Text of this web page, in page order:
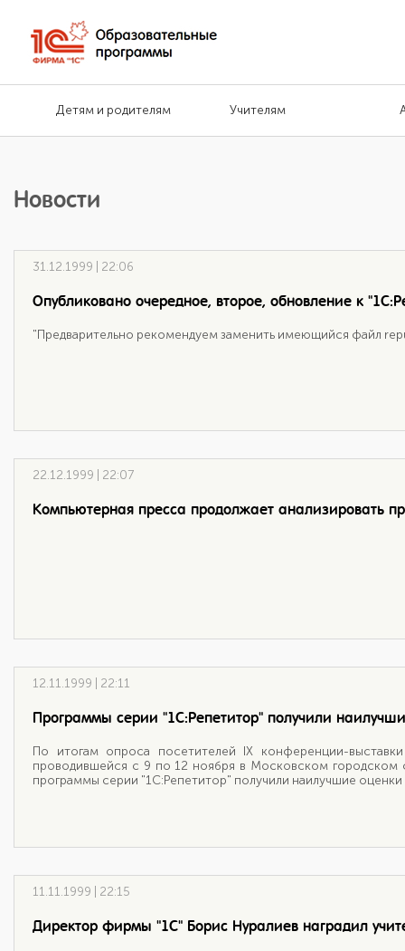
Детям и родителям Учителям
Новости
31.12.1999 | 22:06
Опубликовано очередное, второе, обновление к
"Предварительно рекомендуем заменить имеющийся файл
22.12.1999 | 22:07
Компьютерная пресса продолжает анализировать
12.11.1999 | 22:11
Программы серии "1С:Репетитор" получили
По итогам опроса посетителей IX конференции-
проводившейся с 9 по 12 ноября в Московском
программы серии "1С:Репетитор" получили наилучшие оценки
11.11.1999 | 22:15
Директор фирмы "1С" Борис Нуралиев наградил